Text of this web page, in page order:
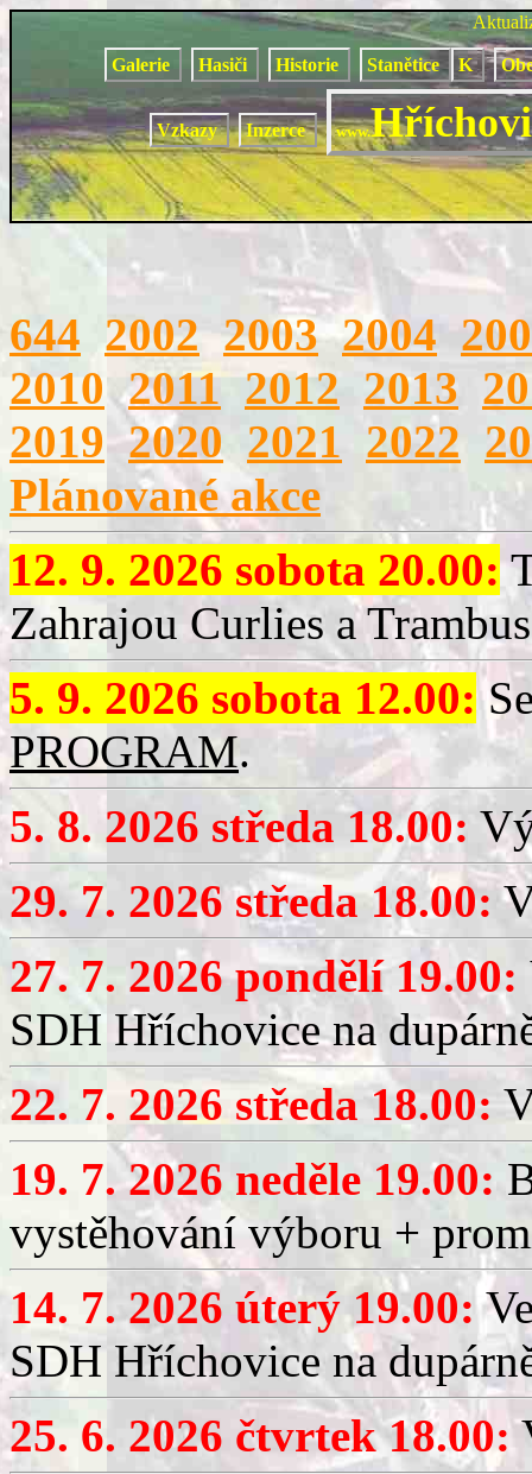
Galerie Hasiči Historie Stanětice K
Vzkazy Inzerce www.
644 2002 2003 2004
2010 2011 2012 2013
2019 2020 2021 2022
Plánované akce
12. 9. 2026 sobota 20.00:
Zahrajou Curlies a
5. 9. 2026 sobota 12.00:
PROGRAM.
5. 8. 2026 středa 18.00:
29. 7. 2026 středa 18.00:
27. 7. 2026 pondělí 19.00:
SDH Hříchovice na
22. 7. 2026 středa 18.00:
19. 7. 2026 neděle 19.00:
vystěhování výboru +
14. 7. 2026 úterý 19.00:
SDH Hříchovice na
25. 6. 2026 čtvrtek 18.00: